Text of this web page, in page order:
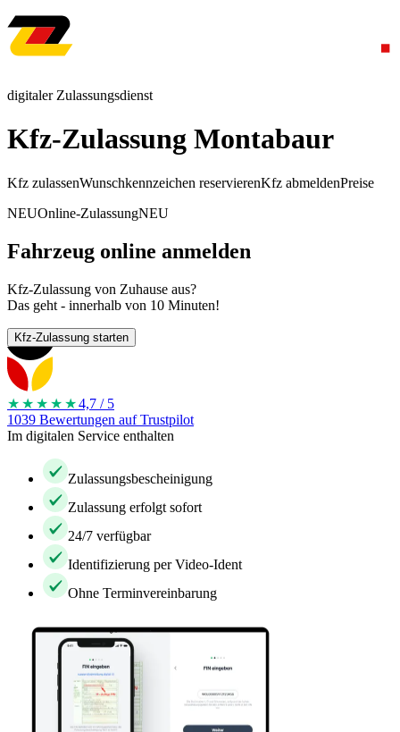
digitaler Zulassungsdienst
Kfz-Zulassung Montabaur
Kfz zulassenWunschkennzeichen reservierenKfz abmeldenPreise
NEUOnline-ZulassungNEU
Fahrzeug online anmelden
Kfz-Zulassung von Zuhause aus?
Das geht - innerhalb von 10 Minuten!
Kfz-Zulassung starten
★★★★ ★4,7 / 5
1039 Bewertungen auf Trustpilot
Im digitalen Service enthalten
Zulassungsbescheinigung
Zulassung erfolgt sofort
24/7 verfügbar
Identifizierung per Video-Ident
Ohne Terminvereinbarung